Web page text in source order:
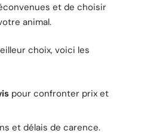
et de choisir
animal.
choix, voici les
pour confronter prix et
et délais de carence.